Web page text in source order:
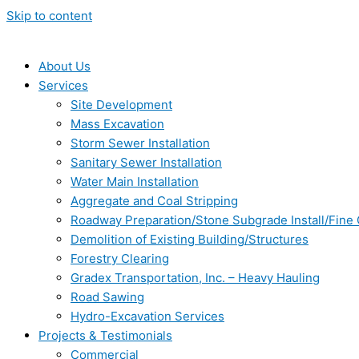
Skip to content
About Us
Services
Site Development
Mass Excavation
Storm Sewer Installation
Sanitary Sewer Installation
Water Main Installation
Aggregate and Coal Stripping
Roadway Preparation/Stone Subgrade Install/Fine
Demolition of Existing Building/Structures
Forestry Clearing
Gradex Transportation, Inc. – Heavy Hauling
Road Sawing
Hydro-Excavation Services
Projects & Testimonials
Commercial